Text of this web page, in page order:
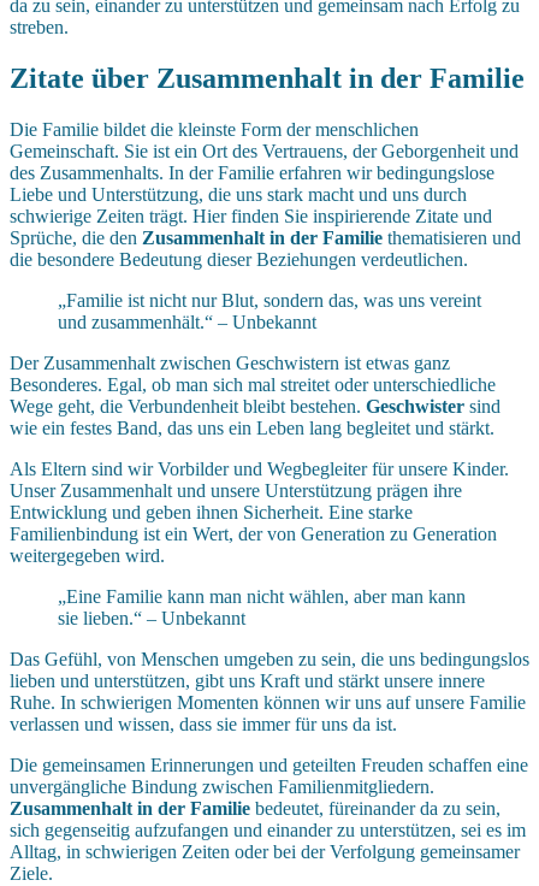
da zu sein, einander zu unterstützen und gemeinsam nach Erfolg zu
streben.
Zitate über Zusammenhalt in der Familie
Die Familie bildet die kleinste Form der menschlichen
Gemeinschaft. Sie ist ein Ort des Vertrauens, der Geborgenheit und
des Zusammenhalts. In der Familie erfahren wir bedingungslose
Liebe und Unterstützung, die uns stark macht und uns durch
schwierige Zeiten trägt. Hier finden Sie inspirierende Zitate und
Sprüche, die den Zusammenhalt in der Familie thematisieren und
die besondere Bedeutung dieser Beziehungen verdeutlichen.
„Familie ist nicht nur Blut, sondern das, was uns vereint
und zusammenhält.“ – Unbekannt
Der Zusammenhalt zwischen Geschwistern ist etwas ganz
Besonderes. Egal, ob man sich mal streitet oder unterschiedliche
Wege geht, die Verbundenheit bleibt bestehen. Geschwister sind
wie ein festes Band, das uns ein Leben lang begleitet und stärkt.
Als Eltern sind wir Vorbilder und Wegbegleiter für unsere Kinder.
Unser Zusammenhalt und unsere Unterstützung prägen ihre
Entwicklung und geben ihnen Sicherheit. Eine starke
Familienbindung ist ein Wert, der von Generation zu Generation
weitergegeben wird.
„Eine Familie kann man nicht wählen, aber man kann
sie lieben.“ – Unbekannt
Das Gefühl, von Menschen umgeben zu sein, die uns bedingungslos
lieben und unterstützen, gibt uns Kraft und stärkt unsere innere
Ruhe. In schwierigen Momenten können wir uns auf unsere Familie
verlassen und wissen, dass sie immer für uns da ist.
Die gemeinsamen Erinnerungen und geteilten Freuden schaffen eine
unvergängliche Bindung zwischen Familienmitgliedern.
Zusammenhalt in der Familie bedeutet, füreinander da zu sein,
sich gegenseitig aufzufangen und einander zu unterstützen, sei es im
Alltag, in schwierigen Zeiten oder bei der Verfolgung gemeinsamer
Ziele.